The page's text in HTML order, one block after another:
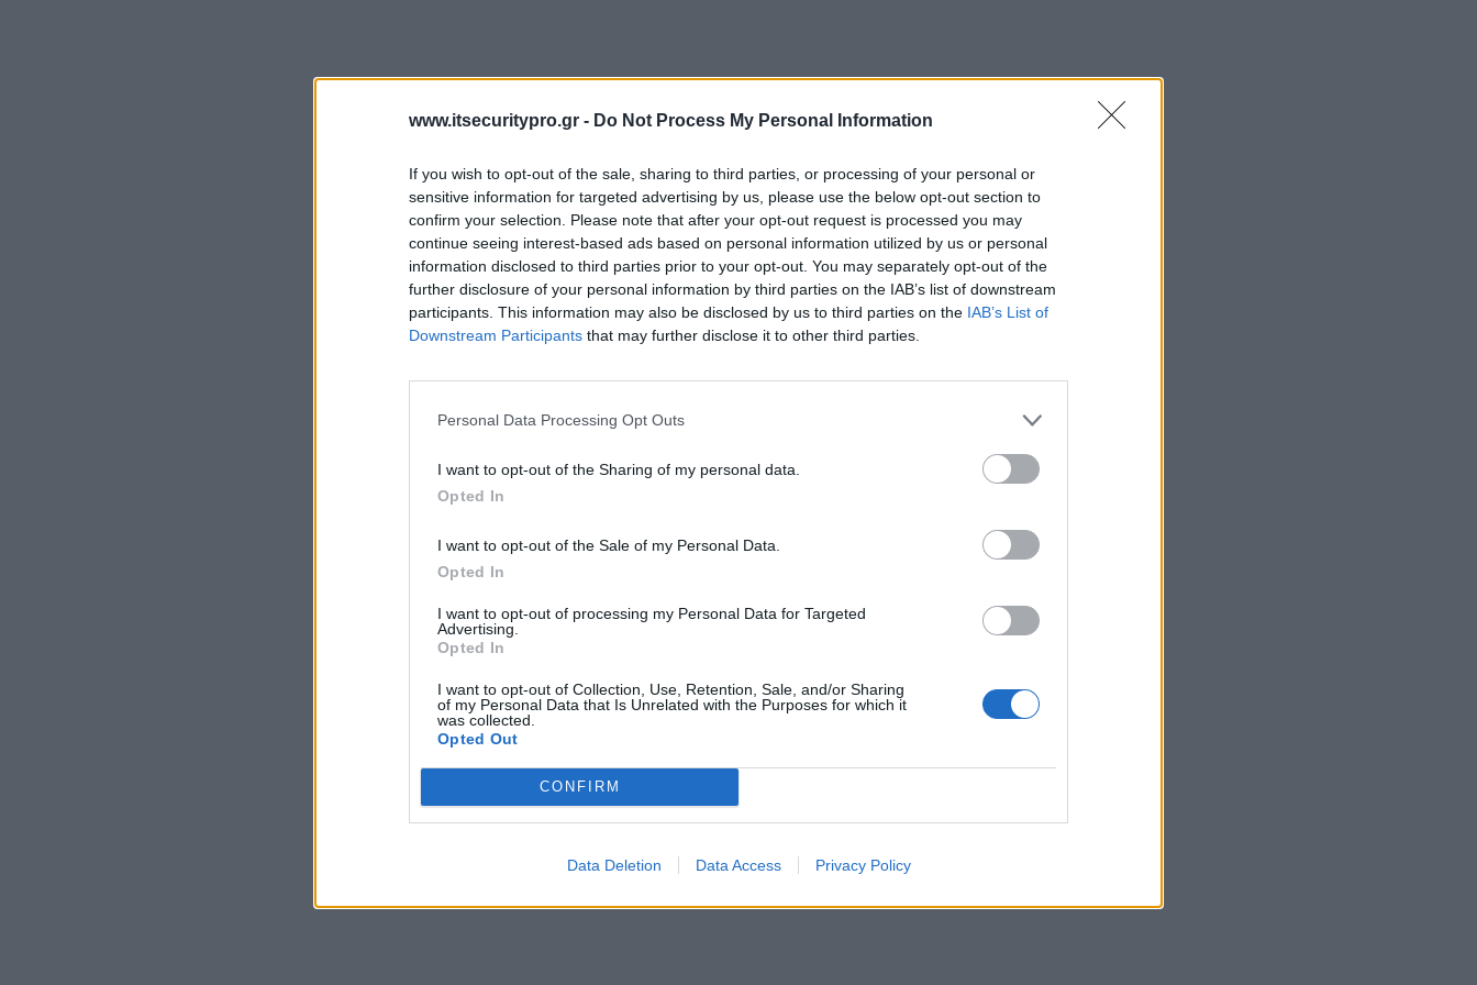
www.itsecuritypro.gr - Do Not Process My Personal Information
If you wish to opt-out of the sale, sharing to third parties, or processing of your personal or
sensitive information for targeted advertising by us, please use the below opt-out section to
confirm your selection. Please note that after your opt-out request is processed you may
continue seeing interest-based ads based on personal information utilized by us or personal
information disclosed to third parties prior to your opt-out. You may separately opt-out of the
further disclosure of your personal information by third parties on the IAB’s list of downstream
participants. This information may also be disclosed by us to third parties on the IAB’s List of
Downstream Participants that may further disclose it to other third parties.
Personal Data Processing Opt Outs
I want to opt-out of the Sharing of my personal data.
Opted In
I want to opt-out of the Sale of my Personal Data.
Opted In
I want to opt-out of processing my Personal Data for Targeted
Advertising.
Opted In
I want to opt-out of Collection, Use, Retention, Sale, and/or Sharing
of my Personal Data that Is Unrelated with the Purposes for which it
was collected.
Opted Out
CONFIRM
Data Deletion Data Access Privacy Policy